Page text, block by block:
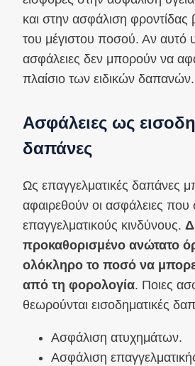
και στην ασφάλιση φροντίδας
του μέγιστου ποσού. Αν αυτό
ασφάλειες δεν μπορούν να
πλαίσιο των ειδικών δαπανών.
Ασφάλειες ως
δαπάνες
Ως επαγγελματικές δαπάνες
αφαιρεθούν οι ασφάλειες που
επαγγελματικούς κινδύνους.
προκαθορισμένο ανώτατο
ολόκληρο το ποσό να
από τη φορολογία. Ποιες
θεωρούνται εισοδηματικές
Ασφάλιση ατυχημάτων.
Ασφάλιση